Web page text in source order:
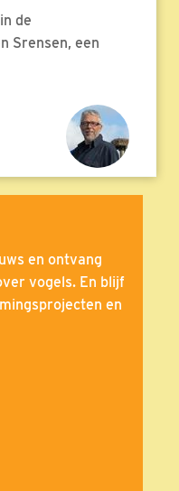
de
Srensen, een
en ontvang
vogels. En blijf
en